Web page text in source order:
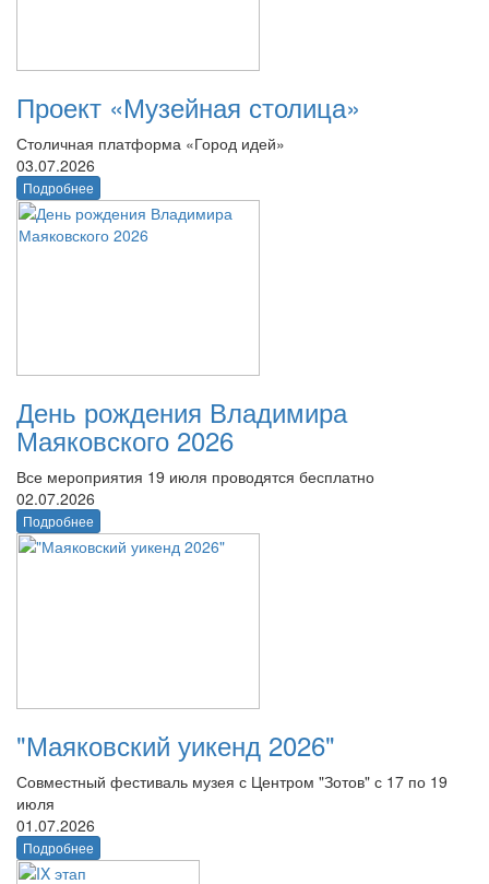
Проект «Музейная столица»
Столичная платформа «Город идей»
03.07.2026
Подробнее
День рождения Владимира
Маяковского 2026
Все мероприятия 19 июля проводятся бесплатно
02.07.2026
Подробнее
"Маяковский уикенд 2026"
Совместный фестиваль музея с Центром "Зотов" с 17 по 19
июля
01.07.2026
Подробнее